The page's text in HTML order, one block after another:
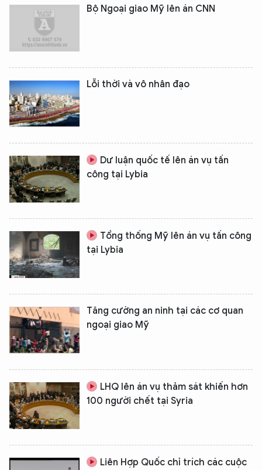
Bộ Ngoại giao Mỹ lên án CNN
Lỗi thời và vô nhân đạo
Dư luận quốc tế lên án vụ tấn
công tại Lybia
Tổng thống Mỹ lên án vụ tấn công
tại Lybia
Tăng cường an ninh tại các cơ quan
ngoại giao Mỹ
LHQ lên án vụ thảm sát khiến hơn
100 người chết tại Syria
Liên Hợp Quốc chỉ trích các cuộc